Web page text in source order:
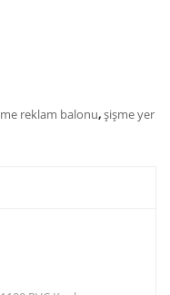
reklam balonu,şişme yer